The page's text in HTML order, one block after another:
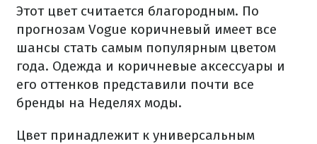
Этот цвет считается благородным. По
прогнозам Vogue коричневый имеет все
шансы стать самым популярным цветом
года. Одежда и коричневые аксессуары и
его оттенков представили почти все
бренды на Неделях моды.
Цвет принадлежит к универсальным